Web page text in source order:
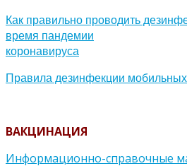
Как правильно проводить
время пандемии
коронавируса
Правила дезинфекции мобильных
ВАКЦИНАЦИЯ
Информационно-справочные